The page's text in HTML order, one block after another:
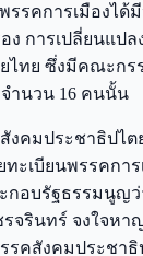
รรคการเมืองได้
ง การเปลี่ยนแป
ไทย ซึ่งมีคณะกร
ำนวน 16 คนนั้น
คมประชาธิปไต
ะเบียนพรรคกา
อบรัฐธรรมนูญว่
รจรินทร์ จงใจห
รคสังคมประชา